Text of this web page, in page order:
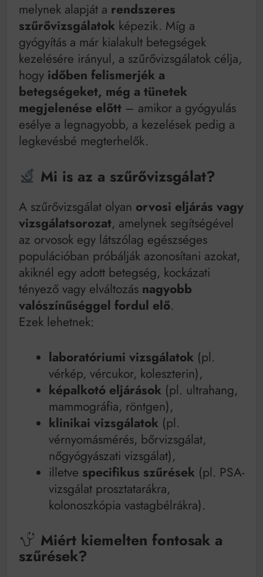
Bitumenes lapostetők: a bevált technológia akkor
működik, ha jól van felújítva
melynek alapját a rendszeres
szűrővizsgálatok képezik. Míg a
gyógyítás a már kialakult betegségek
kezelésére irányul, a szűrővizsgálatok célja,
hogy időben felismerjék a
betegségeket, még a tünetek
megjelenése előtt – amikor a gyógyulás
esélye a legnagyobb, a kezelések pedig a
legkevésbé megterhelők.
Mi is az a szűrővizsgálat?
A szűrővizsgálat olyan orvosi eljárás vagy
vizsgálatsorozat, amelynek segítségével
az orvosok egy látszólag egészséges
populációban próbálják azonosítani azokat,
akiknél egy adott betegség, kockázati
tényező vagy elváltozás nagyobb
valószínűséggel fordul elő.
Ezek lehetnek:
laboratóriumi vizsgálatok(pl.
vérkép, vércukor, koleszterin),
képalkotó eljárások(pl. ultrahang,
mammográfia, röntgen),
klinikai vizsgálatok(pl.
vérnyomásmérés, bőrvizsgálat,
nőgyógyászati vizsgálat),
illetve specifikus szűrések(pl. PSA-
vizsgálat prosztatarákra,
kolonoszkópia vastagbélrákra).
Miért kiemelten fontosak a
szűrések?